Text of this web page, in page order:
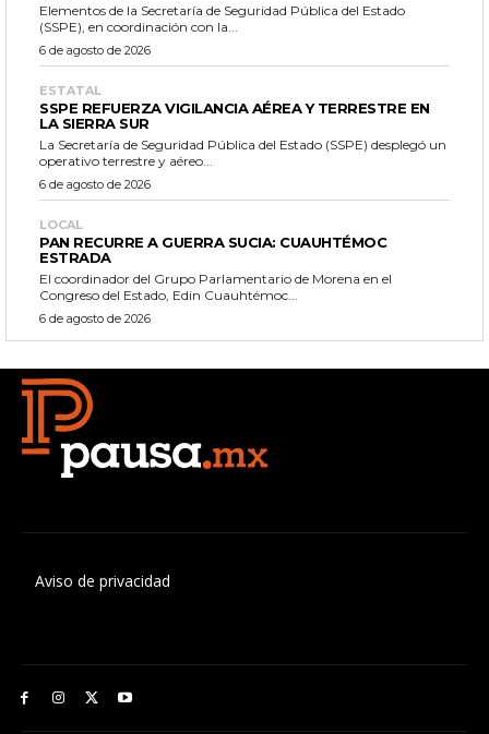
Elementos de la Secretaría de Seguridad Pública del Estado
(SSPE), en coordinación con la...
6 de agosto de 2026
ESTATAL
SSPE REFUERZA VIGILANCIA AÉREA Y TERRESTRE EN
LA SIERRA SUR
La Secretaría de Seguridad Pública del Estado (SSPE) desplegó un
operativo terrestre y aéreo...
6 de agosto de 2026
LOCAL
PAN RECURRE A GUERRA SUCIA: CUAUHTÉMOC
ESTRADA
El coordinador del Grupo Parlamentario de Morena en el
Congreso del Estado, Edin Cuauhtémoc...
6 de agosto de 2026
Aviso de privacidad